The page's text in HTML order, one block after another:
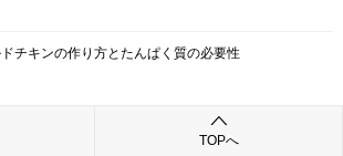
チキンの作り方とたんぱく質の必要性
TOPへ